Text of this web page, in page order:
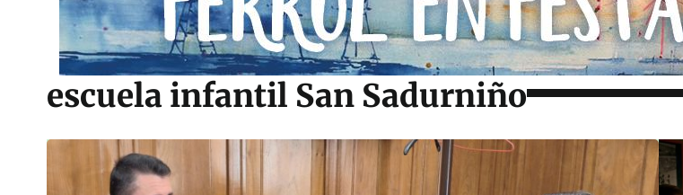
escuela infantil San Sadurniño